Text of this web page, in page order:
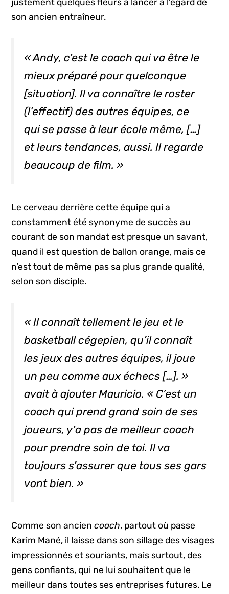
justement quelques fleurs à lancer à l’égard de
son ancien entraîneur.
« Andy, c’est lecoach qui va être le
mieux préparé pour quelconque
[situation]. Il va connaître leroster
(l’effectif) des autres équipes, ce
qui se passe à leur école même, […]
et leurs tendances, aussi. Il regarde
beaucoup de film. »
Le cerveau derrière cette équipe qui a
constamment été synonyme de succès au
courant de son mandat est presque un savant,
quand il est question de ballon orange, mais ce
n’est tout de même pas sa plus grande qualité,
selon son disciple.
« Il connaît tellement le jeu et le
basketball cégepien, qu’il connaît
les jeux des autres équipes, il joue
un peu comme aux échecs […]. »
avait à ajouter Mauricio. « C’est un
coach qui prend grand soin de ses
joueurs, y’a pas de meilleurcoach
pour prendre soin de toi. Il va
toujours s’assurer que tous ses gars
vont bien. »
Comme son anciencoach, partout où passe
Karim Mané, il laisse dans son sillage des visages
impressionnés et souriants, mais surtout, des
gens confiants, qui ne lui souhaitent que le
meilleur dans toutes ses entreprises futures. Le